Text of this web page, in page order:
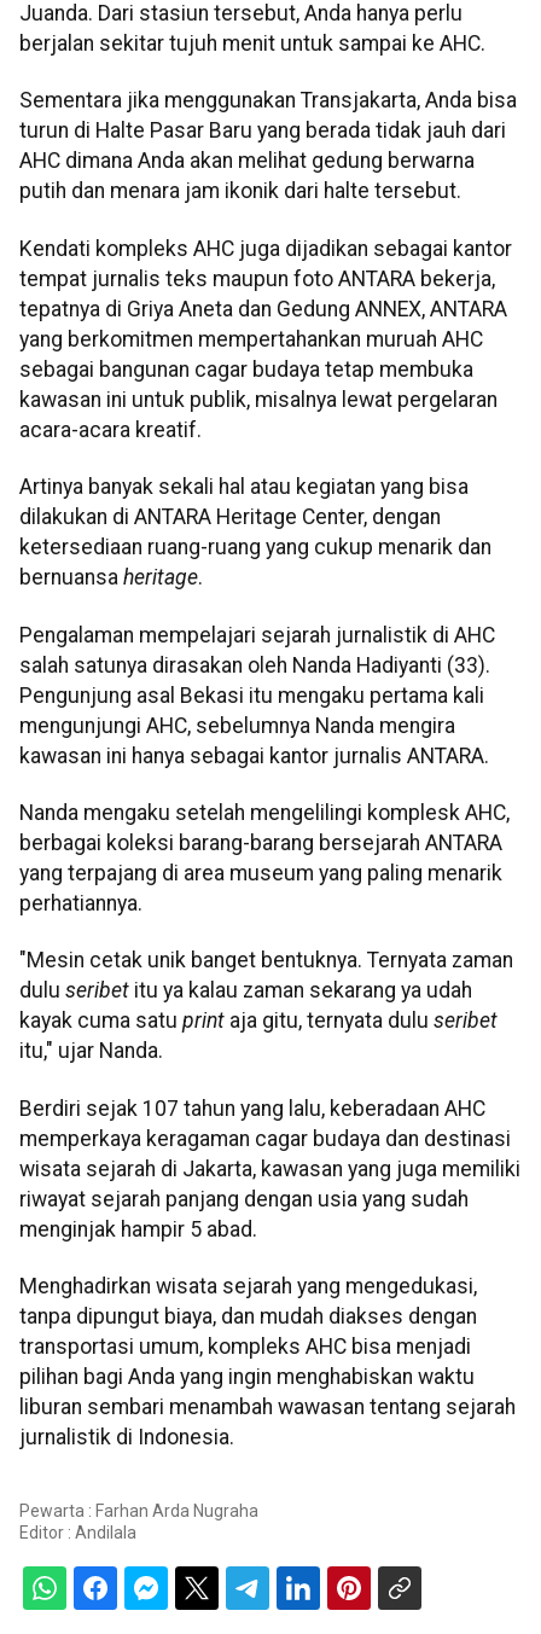
Juanda. Dari stasiun tersebut, Anda hanya perlu
berjalan sekitar tujuh menit untuk sampai ke AHC.
Sementara jika menggunakan Transjakarta, Anda bisa
turun di Halte Pasar Baru yang berada tidak jauh dari
AHC dimana Anda akan melihat gedung berwarna
putih dan menara jam ikonik dari halte tersebut.
Kendati kompleks AHC juga dijadikan sebagai kantor
tempat jurnalis teks maupun foto ANTARA bekerja,
tepatnya di Griya Aneta dan Gedung ANNEX, ANTARA
yang berkomitmen mempertahankan muruah AHC
sebagai bangunan cagar budaya tetap membuka
kawasan ini untuk publik, misalnya lewat pergelaran
acara-acara kreatif.
Artinya banyak sekali hal atau kegiatan yang bisa
dilakukan di ANTARA Heritage Center, dengan
ketersediaan ruang-ruang yang cukup menarik dan
bernuansa heritage.
Pengalaman mempelajari sejarah jurnalistik di AHC
salah satunya dirasakan oleh Nanda Hadiyanti (33).
Pengunjung asal Bekasi itu mengaku pertama kali
mengunjungi AHC, sebelumnya Nanda mengira
kawasan ini hanya sebagai kantor jurnalis ANTARA.
Nanda mengaku setelah mengelilingi komplesk AHC,
berbagai koleksi barang-barang bersejarah ANTARA
yang terpajang di area museum yang paling menarik
perhatiannya.
"Mesin cetak unik banget bentuknya. Ternyata zaman
dulu seribet itu ya kalau zaman sekarang ya udah
kayak cuma satu print aja gitu, ternyata dulu seribet
itu," ujar Nanda.
Berdiri sejak 107 tahun yang lalu, keberadaan AHC
memperkaya keragaman cagar budaya dan destinasi
wisata sejarah di Jakarta, kawasan yang juga memiliki
riwayat sejarah panjang dengan usia yang sudah
menginjak hampir 5 abad.
Menghadirkan wisata sejarah yang mengedukasi,
tanpa dipungut biaya, dan mudah diakses dengan
transportasi umum, kompleks AHC bisa menjadi
pilihan bagi Anda yang ingin menghabiskan waktu
liburan sembari menambah wawasan tentang sejarah
jurnalistik di Indonesia.
Pewarta : Farhan Arda Nugraha
Editor : Andilala